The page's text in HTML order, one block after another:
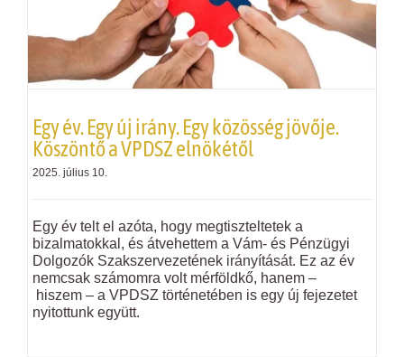
Egy év. Egy új irány. Egy közösség jövője.
Köszöntő a VPDSZ elnökétől
2025. július 10.
Egy év telt el azóta, hogy megtiszteltetek a
bizalmatokkal, és átvehettem a Vám- és Pénzügyi
Dolgozók Szakszervezetének irányítását. Ez az év
nemcsak számomra volt mérföldkő, hanem –
hiszem – a VPDSZ történetében is egy új fejezetet
nyitottunk együtt.